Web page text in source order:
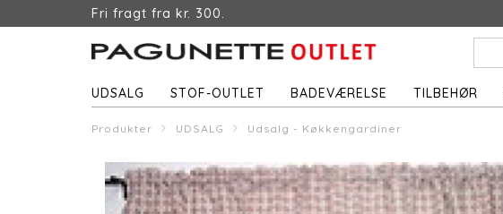
Fri fragt fra kr. 300.
UDSALG STOF-OUTLET BADEVÆRELSE TILBEHØR
Produkter UDSALG Udsalg - Køkkengardiner